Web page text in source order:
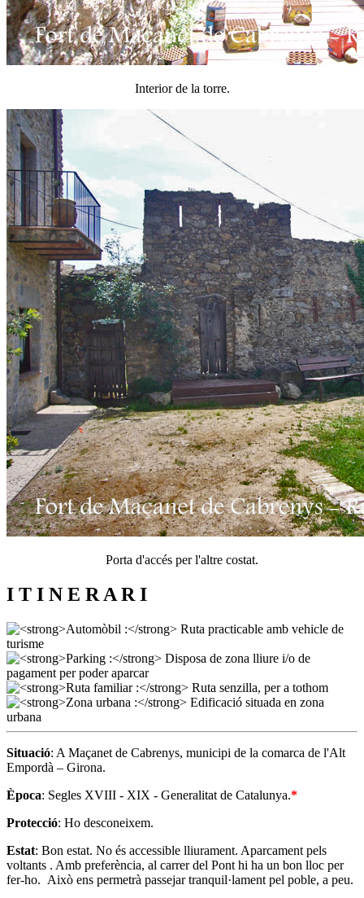
Interior de la torre.
Porta d'accés per l'altre costat.
I T I N E R A R I
Situació: A Maçanet de Cabrenys, municipi de la comarca de l'Alt
Empordà – Girona.
Època: Segles XVIII - XIX - Generalitat de Catalunya.*
Protecció: Ho desconeixem.
Estat: Bon estat. No és accessible lliurament. Aparcament pels
voltants . Amb preferència, al carrer del Pont hi ha un bon lloc per
fer-ho. Això ens permetrà passejar tranquil·lament pel poble, a peu.